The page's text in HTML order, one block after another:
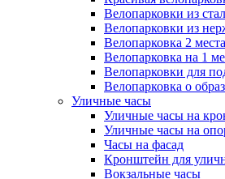
Велопарковки из
Велопарковки из
Велопарковка 2 места
Велопарковка на 1
Велопарковки для
Велопарковка о
Уличные часы
Уличные часы на
Уличные часы на
Часы на фасад
Кронштейн для
Вокзальные часы